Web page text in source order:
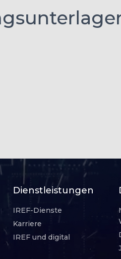
Dienstleistungen
IREF-Dienste
Karriere
IREF und digital